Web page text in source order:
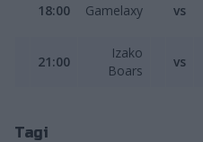
18:00 Gamelaxy vs
21:00
Izako
Boars
vs
Tagi